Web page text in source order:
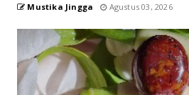
Mustika Jingga Agustus 03, 2026